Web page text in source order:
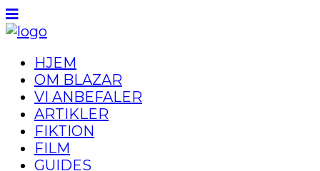
HJEM
OM BLAZAR
VI ANBEFALER
ARTIKLER
FIKTION
FILM
GUIDES